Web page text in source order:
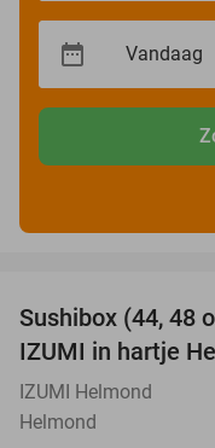
Sushibox (44, 48
IZUMI in hartje
IZUMI Helmond
Helmond